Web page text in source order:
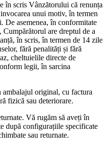
în scris Vânzătorului că renunța
unui motiv, în termen
De asemenea, în conformitate
are dreptul de a
în scris, în termen de 14 zile
fără penalități și fără
cheltuielile directe de
legii, în sarcina
ambalajul original, cu factura
fizică sau deteriorare.
Vă rugăm să aveți în
după configurațiile specificate
sau returnate.